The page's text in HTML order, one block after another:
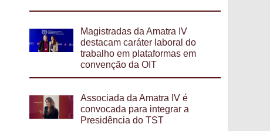
Magistradas da Amatra IV
destacam caráter laboral do
trabalho em plataformas em
convenção da OIT
Associada da Amatra IV é
convocada para integrar a
Presidência do TST